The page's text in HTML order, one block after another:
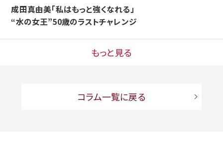
成田真由美「私はもっと強くなれる」
“水の女王”50歳のラストチャレンジ
もっと見る
コラム一覧に戻る